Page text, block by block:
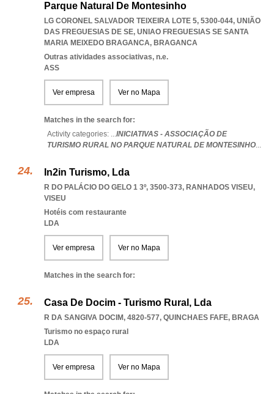
Parque Natural De Montesinho
LG CORONEL SALVADOR TEIXEIRA LOTE 5, 5300-044, UNIÃO
DAS FREGUESIAS DE SE, UNIAO FREGUESIAS SE SANTA
MARIA MEIXEDO BRAGANCA, BRAGANCA
Outras atividades associativas, n.e.
ASS
Ver empresa Ver no Mapa
Matches in the search for:
Activity categories: ...INICIATIVAS - ASSOCIAÇÃO DE
TURISMO RURAL NO PARQUE NATURAL DE MONTESINHO...
In2in Turismo, Lda
R DO PALÁCIO DO GELO 1 3º, 3500-373, RANHADOS VISEU,
VISEU
Hotéis com restaurante
LDA
Ver empresa Ver no Mapa
Matches in the search for:
Casa De Docim - Turismo Rural, Lda
R DA SANGIVA DOCIM, 4820-577, QUINCHAES FAFE, BRAGA
Turismo no espaço rural
LDA
Ver empresa Ver no Mapa